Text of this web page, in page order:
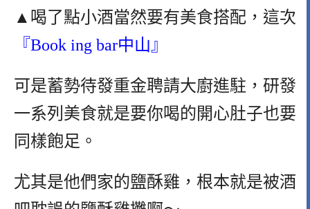
▲喝了點小酒當然要有美食搭配，這次
『Book ing bar中山』
可是蓄勢待發重金聘請大廚進駐，研發
一系列美食就是要你喝的開心肚子也要
同樣飽足。
尤其是他們家的鹽酥雞，根本就是被酒